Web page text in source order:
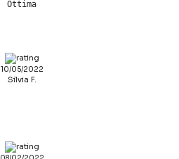
Ottima
10/05/2022
Silvia F.